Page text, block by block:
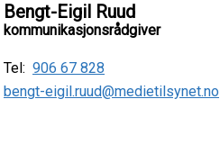
Bengt-Eigil Ruud
kommunikasjonsrådgiver
Tel: 906 67 828
bengt-eigil.ruud@medietilsynet.no